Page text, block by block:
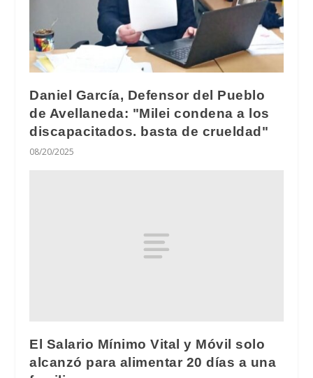
Daniel García, Defensor del Pueblo
de Avellaneda: "Milei condena a los
discapacitados. basta de crueldad"
08/20/2025
El Salario Mínimo Vital y Móvil solo
alcanzó para alimentar 20 días a una